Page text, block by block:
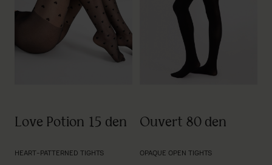
Love Potion 15 den
HEART-PATTERNED TIGHTS
Ouvert 80 den
OPAQUE OPEN TIGHTS